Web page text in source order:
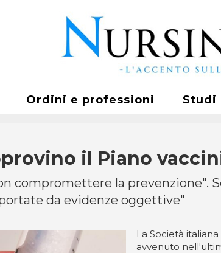
Ordini e professioni Studi
il Piano
compromettere la
da evidenze oggettive"
La Società
avvenuto